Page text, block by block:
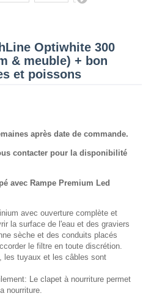
Optiwhite 300
& meuble) + bon
et poissons
après date de commande.
contacter pour la disponibilité
avec Rampe Premium Led
avec ouverture complète et
la surface de l'eau et des graviers
sèche et des conduits placés
le filtre en toute discrétion.
les tuyaux et les câbles sont
Le clapet à nourriture permet
nourriture.